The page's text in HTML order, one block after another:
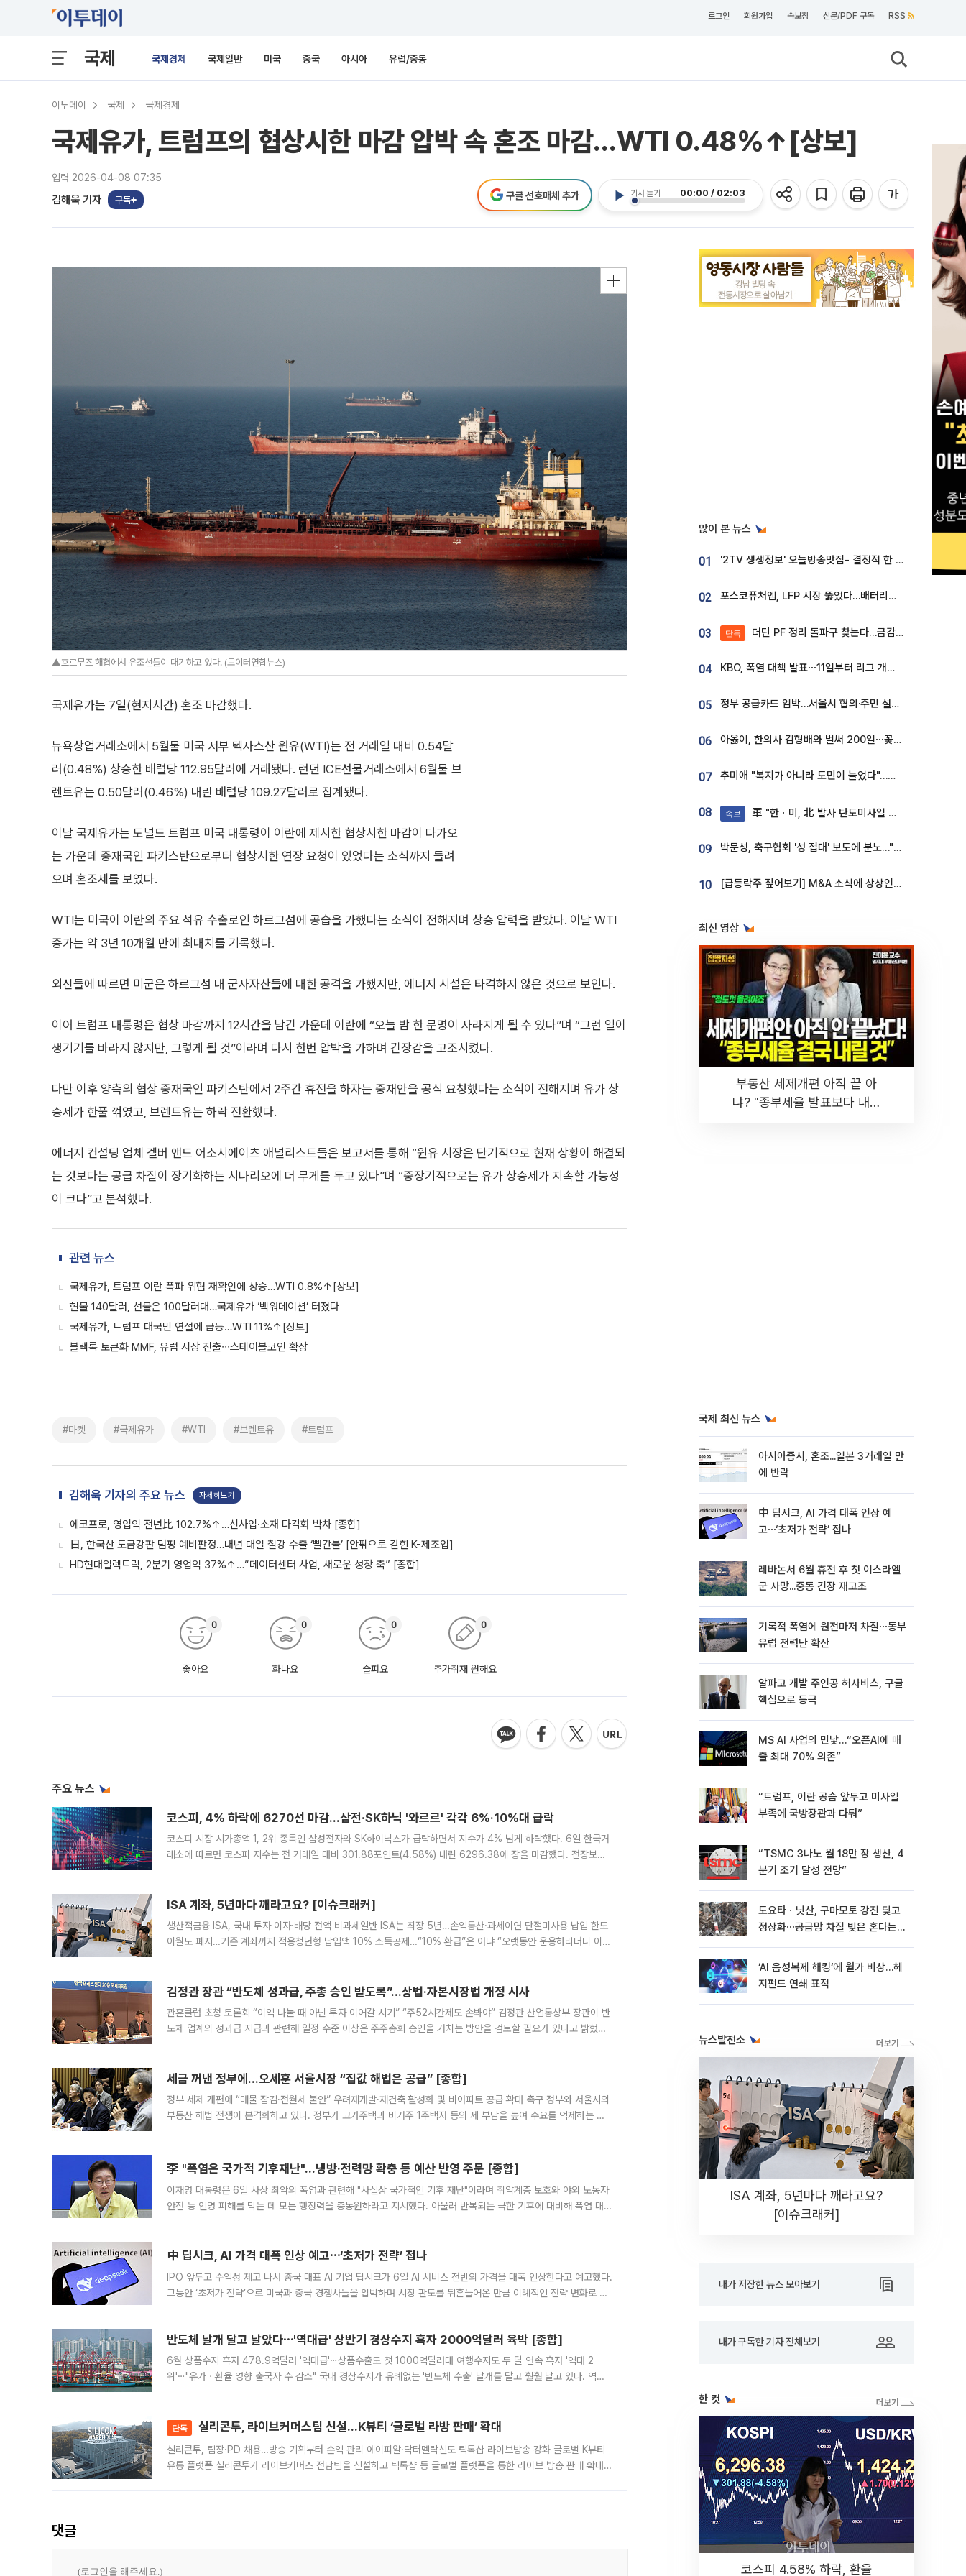
로그인 회원가입 속보창 신문/PDF 구독 RSS
국제 국제경제 국제일반 미국 중국 아시아 유럽/중동
이투데이 국제 국제경제
국제유가, 트럼프의 협상시한 마감 압박 속 혼조 마감…WTI 0.48%↑[상보]
입력 2026-04-08 07:35
김해욱 기자 구독
기사 듣기 00:00 / 02:03
구글 선호매체 추가
▲호르무즈 해협에서 유조선들이 대기하고 있다. (로이터연합뉴스)
국제유가는 7일(현지시간) 혼조 마감했다.
뉴욕상업거래소에서 5월물 미국 서부 텍사스산 원유(WTI)는 전 거래일 대비 0.54달
러(0.48%) 상승한 배럴당 112.95달러에 거래됐다. 런던 ICE선물거래소에서 6월물 브
렌트유는 0.50달러(0.46%) 내린 배럴당 109.27달러로 집계됐다.
이날 국제유가는 도널드 트럼프 미국 대통령이 이란에 제시한 협상시한 마감이 다가오
는 가운데 중재국인 파키스탄으로부터 협상시한 연장 요청이 있었다는 소식까지 들려
오며 혼조세를 보였다.
WTI는 미국이 이란의 주요 석유 수출로인 하르그섬에 공습을 가했다는 소식이 전해지며 상승 압력을 받았다. 이날 WTI
종가는 약 3년 10개월 만에 최대치를 기록했다.
외신들에 따르면 미군은 하르그섬 내 군사자산들에 대한 공격을 가했지만, 에너지 시설은 타격하지 않은 것으로 보인다.
이어 트럼프 대통령은 협상 마감까지 12시간을 남긴 가운데 이란에 “오늘 밤 한 문명이 사라지게 될 수 있다”며 “그런 일이
생기기를 바라지 않지만, 그렇게 될 것”이라며 다시 한번 압박을 가하며 긴장감을 고조시켰다.
다만 이후 양측의 협상 중재국인 파키스탄에서 2주간 휴전을 하자는 중재안을 공식 요청했다는 소식이 전해지며 유가 상
승세가 한풀 꺾였고, 브렌트유는 하락 전환했다.
에너지 컨설팅 업체 겔버 앤드 어소시에이츠 애널리스트들은 보고서를 통해 “원유 시장은 단기적으로 현재 상황이 해결되
는 것보다는 공급 차질이 장기화하는 시나리오에 더 무게를 두고 있다”며 “중장기적으로는 유가 상승세가 지속할 가능성
이 크다”고 분석했다.
관련 뉴스
국제유가, 트럼프 이란 폭파 위협 재확인에 상승…WTI 0.8%↑[상보]
현물 140달러, 선물은 100달러대…국제유가 ‘백워데이션’ 터졌다
국제유가, 트럼프 대국민 연설에 급등…WTI 11%↑[상보]
블랙록 토큰화 MMF, 유럽 시장 진출∙∙∙스테이블코인 확장
#마켓 #국제유가 #WTI #브렌트유 #트럼프
김해욱 기자의 주요 뉴스 자세히보기
에코프로, 영업익 전년比 102.7%↑…신사업·소재 다각화 박차 [종합]
日, 한국산 도금강판 덤핑 예비판정…내년 대일 철강 수출 ‘빨간불’ [안팎으로 갇힌 K-제조업]
HD현대일렉트릭, 2분기 영업익 37%↑…“데이터센터 사업, 새로운 성장 축” [종합]
좋아요
0
화나요
0
슬퍼요
0
추가취재 원해요
0
주요 뉴스
코스피, 4% 하락에 6270선 마감…삼전·SK하닉 '와르르' 각각 6%·10%대 급락
코스피 시장 시가총액 1, 2위 종목인 삼성전자와 SK하이닉스가 급락하면서 지수가 4% 넘게 하락했다. 6일 한국거
래소에 따르면 코스피 지수는 전 거래일 대비 301.88포인트(4.58%) 내린 6296.38에 장을 마감했다. 전장보다
ISA 계좌, 5년마다 깨라고요? [이슈크래커]
생산적금융 ISA, 국내 투자 이자·배당 전액 비과세일반 ISA는 최장 5년…손익통산·과세이연 단절미사용 납입 한도
이월도 폐지…기존 계좌까지 적용청년형 납입액 10% 소득공제…“10% 환급”은 아냐 “오랫동안 운용하라더니 이제
김정관 장관 “반도체 성과급, 주총 승인 받도록”…상법·자본시장법 개정 시사
관훈클럽 초청 토론회 “이익 나눌 때 아닌 투자 이어갈 시기” “주52시간제도 손봐야” 김정관 산업통상부 장관이 반
도체 업계의 성과급 지급과 관련해 일정 수준 이상은 주주총회 승인을 거치는 방안을 검토할 필요가 있다고 밝혔다.
세금 꺼낸 정부에…오세훈 서울시장 “집값 해법은 공급” [종합]
정부 세제 개편에 “매물 잠김·전월세 불안” 우려재개발·재건축 활성화 및 비아파트 공급 확대 촉구 정부와 서울시의
부동산 해법 전쟁이 본격화하고 있다. 정부가 고가주택과 비거주 1주택자 등의 세 부담을 높여 수요를 억제하는 카
李 "폭염은 국가적 기후재난"…냉방·전력망 확충 등 예산 반영 주문 [종합]
이재명 대통령은 6일 사상 최악의 폭염과 관련해 "사실상 국가적인 기후 재난"이라며 취약계층 보호와 야외 노동자
안전 등 인명 피해를 막는 데 모든 행정력을 총동원하라고 지시했다. 아울러 반복되는 극한 기후에 대비해 폭염 대응
中 딥시크, AI 가격 대폭 인상 예고⋯‘초저가 전략’ 접나
IPO 앞두고 수익성 제고 나서 중국 대표 AI 기업 딥시크가 6일 AI 서비스 전반의 가격을 대폭 인상한다고 예고했다.
그동안 ‘초저가 전략’으로 미국과 중국 경쟁사들을 압박하며 시장 판도를 뒤흔들어온 만큼 이례적인 전략 변화로 평
반도체 날개 달고 날았다⋯'역대급' 상반기 경상수지 흑자 2000억달러 육박 [종합]
6월 상품수지 흑자 478.9억달러 '역대급'⋯상품수출도 첫 1000억달러대 여행수지도 두 달 연속 흑자 '역대 2
위'⋯"유가ㆍ환율 영향 출국자 수 감소" 국내 경상수지가 유례없는 '반도체 수출' 날개를 달고 훨훨 날고 있다. 역대
단독 실리콘투, 라이브커머스팀 신설…K뷰티 ‘글로벌 라방 판매’ 확대
실리콘투, 팀장·PD 채용…방송 기획부터 손익 관리 에이피알·닥터멜락신도 틱톡샵 라이브방송 강화 글로벌 K뷰티
유통 플랫폼 실리콘투가 라이브커머스 전담팀을 신설하고 틱톡샵 등 글로벌 플랫폼을 통한 라이브 방송 판매 확대에
댓글
많이 본 뉴스
01 '2TV 생생정보' 오늘방송맛집- 결정적 한 수, 3종 메밀면! 메밀 소바 맛집 '의○○○○'
02 포스코퓨처엠, LFP 시장 뚫었다…배터리사와 대규모 장기 공급 합의
03 단독 더딘 PF 정리 돌파구 찾는다…금감원, 1년 반 만에 매각설명회 재개
04 KBO, 폭염 대책 발표⋯11일부터 리그 개시ㆍ경기 오후 7시 시작
05 정부 공급카드 임박…서울시 협의·주민 설득이 성패 가른다 [부동산 해법 전쟁]
06 아옳이, 한의사 김형배와 벌써 200일⋯꽃다발 들고 "프러포즈 아냐"
07 추미애 "복지가 아니라 도민이 늘었다"…재정난 책임론 정면돌파
08 속보 軍 "한ㆍ미, 北 발사 탄도미사일 제원 정밀분석 중"
09 박문성, 축구협회 '성 접대' 보도에 분노…"다 말아먹으려고 작정했나"
10 [급등락주 짚어보기] M&A 소식에 상상인증권ㆍ유니켐 ‘상한가’⋯유증 제동 걸린 SK디앤디↑
최신 영상
부동산 세제개편 아직 끝 아
냐? "종부세율 발표보다 내릴
국제 최신 뉴스
아시아증시, 혼조...일본 3거래일 만
에 반락
中 딥시크, AI 가격 대폭 인상 예
고⋯‘초저가 전략’ 접나
레바논서 6월 휴전 후 첫 이스라엘
군 사망...중동 긴장 재고조
기록적 폭염에 원전마저 차질⋯동부
유럽 전력난 확산
알파고 개발 주인공 허사비스, 구글
핵심으로 등극
MS AI 사업의 민낯…“오픈AI에 매
출 최대 70% 의존”
“트럼프, 이란 공습 앞두고 미사일
부족에 국방장관과 다퉈”
“TSMC 3나노 월 18만 장 생산, 4
분기 조기 달성 전망”
도요타ㆍ닛산, 구마모토 강진 딪고
정상화⋯공급망 차질 빚은 혼다는
‘AI 음성복제 해킹‘에 월가 비상…헤
지펀드 연쇄 표적
뉴스발전소
ISA 계좌, 5년마다 깨라고요?
[이슈크래커]
내가 저장한 뉴스 모아보기
내가 구독한 기자 전체보기
한 컷
코스피 4.58% 하락, 환율